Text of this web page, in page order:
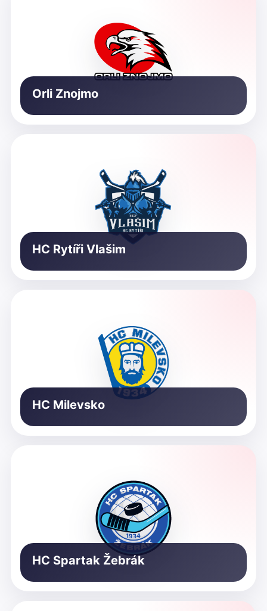
Orli Znojmo
HC Rytíři Vlašim
HC Milevsko
HC Spartak Žebrák